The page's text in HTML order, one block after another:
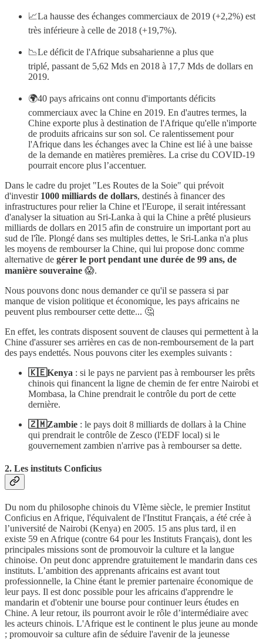
📈La hausse des échanges commerciaux de 2019 (+2,2%) est
très inférieure à celle de 2018 (+19,7%).
📉Le déficit de l'Afrique subsaharienne a plus que
triplé, passant de 5,62 Mds en 2018 à 17,7 Mds de dollars en
2019.
🌍40 pays africains ont connu d'importants déficits
commerciaux avec la Chine en 2019. En d'autres termes, la
Chine exporte plus à destination de l'Afrique qu'elle n'importe
de produits africains sur son sol. Ce ralentissement pour
l'Afrique dans les échanges avec la Chine est lié à une baisse
de la demande en matières premières. La crise du COVID-19
pourrait encore plus l’accentuer.
Dans le cadre du projet "Les Routes de la Soie" qui prévoit
d'investir 1000 milliards de dollars, destinés à financer des
infrastructures pour relier la Chine et l'Europe, il serait intéressant
d'analyser la situation au Sri-Lanka à qui la Chine a prêté plusieurs
milliards de dollars en 2015 afin de construire un important port au
sud de l'île. Plongé dans ses multiples dettes, le Sri-Lanka n'a plus
les moyens de rembourser la Chine, qui lui propose donc comme
alternative de gérer le port pendant une durée de 99 ans, de
manière souveraine 😱.
Nous pouvons donc nous demander ce qu'il se passera si par
manque de vision politique et économique, les pays africains ne
peuvent plus rembourser cette dette... 🤔
En effet, les contrats disposent souvent de clauses qui permettent à la
Chine d'assurer ses arrières en cas de non-remboursement de la part
des pays endettés. Nous pouvons citer les exemples suivants :
🇰🇪Kenya : si le pays ne parvient pas à rembourser les prêts
chinois qui financent la ligne de chemin de fer entre Nairobi et
Mombasa, la Chine prendrait le contrôle du port de cette
dernière.
🇿🇲Zambie : le pays doit 8 milliards de dollars à la Chine
qui prendrait le contrôle de Zesco (l'EDF local) si le
gouvernement zambien n'arrive pas à rembourser sa dette.
2. Les instituts Conficius
Du nom du philosophe chinois du VIème siècle, le premier Institut
Conficius en Afrique, l'équivalent de l'Institut Français, a été crée à
l’université de Nairobi (Kenya) en 2005. 15 ans plus tard, il en
existe 59 en Afrique (contre 64 pour les Instituts Français), dont les
principales missions sont de promouvoir la culture et la langue
chinoise. On peut donc apprendre gratuitement le mandarin dans ces
instituts. L’ambition des apprenants africains est avant tout
professionnelle, la Chine étant le premier partenaire économique de
leur pays. Il est donc possible pour les africains d'apprendre le
mandarin et d'obtenir une bourse pour continuer leurs études en
Chine. A leur retour, ils pourront avoir le rôle d’intermédiaire avec
les acteurs chinois. L'Afrique est le continent le plus jeune au monde
; promouvoir sa culture afin de séduire l'avenir de la jeunesse